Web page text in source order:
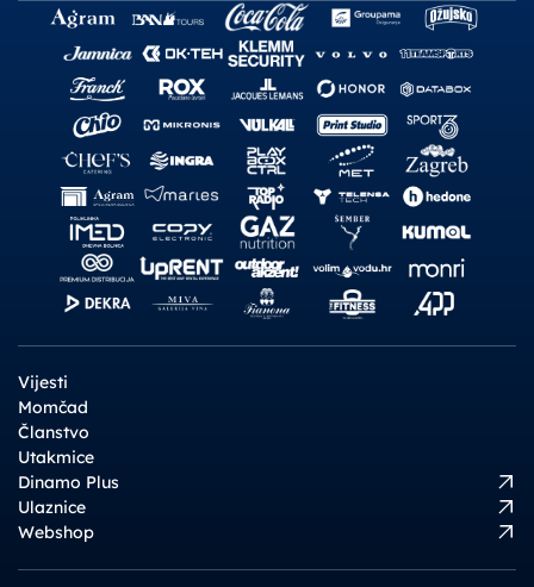
Vijesti
Momčad
Članstvo
Utakmice
Dinamo Plus
Ulaznice
Webshop